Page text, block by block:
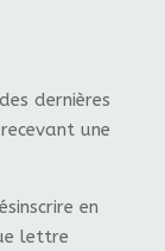
dernières
une
en
lettre